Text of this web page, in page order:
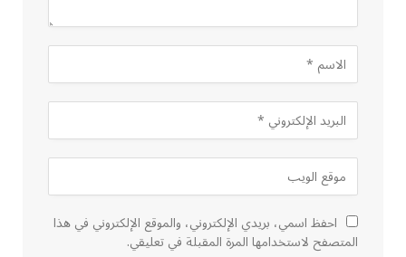
احفظ اسمي، بريدي الإلكتروني، والموقع الإلكتروني في هذا
المتصفح لاستخدامها المرة المقبلة في تعليقي.